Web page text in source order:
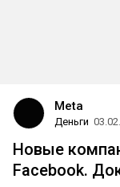
Meta
Деньги
Новые
Facebook.